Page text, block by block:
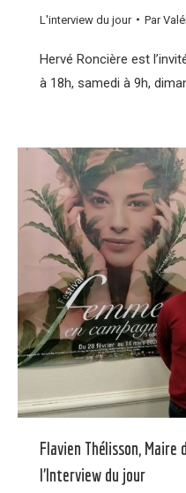
L'interview du jour Par
Hervé Roncière est
à 18h, samedi à 9h,
Flavien Thélisson,
l’Interview du jour